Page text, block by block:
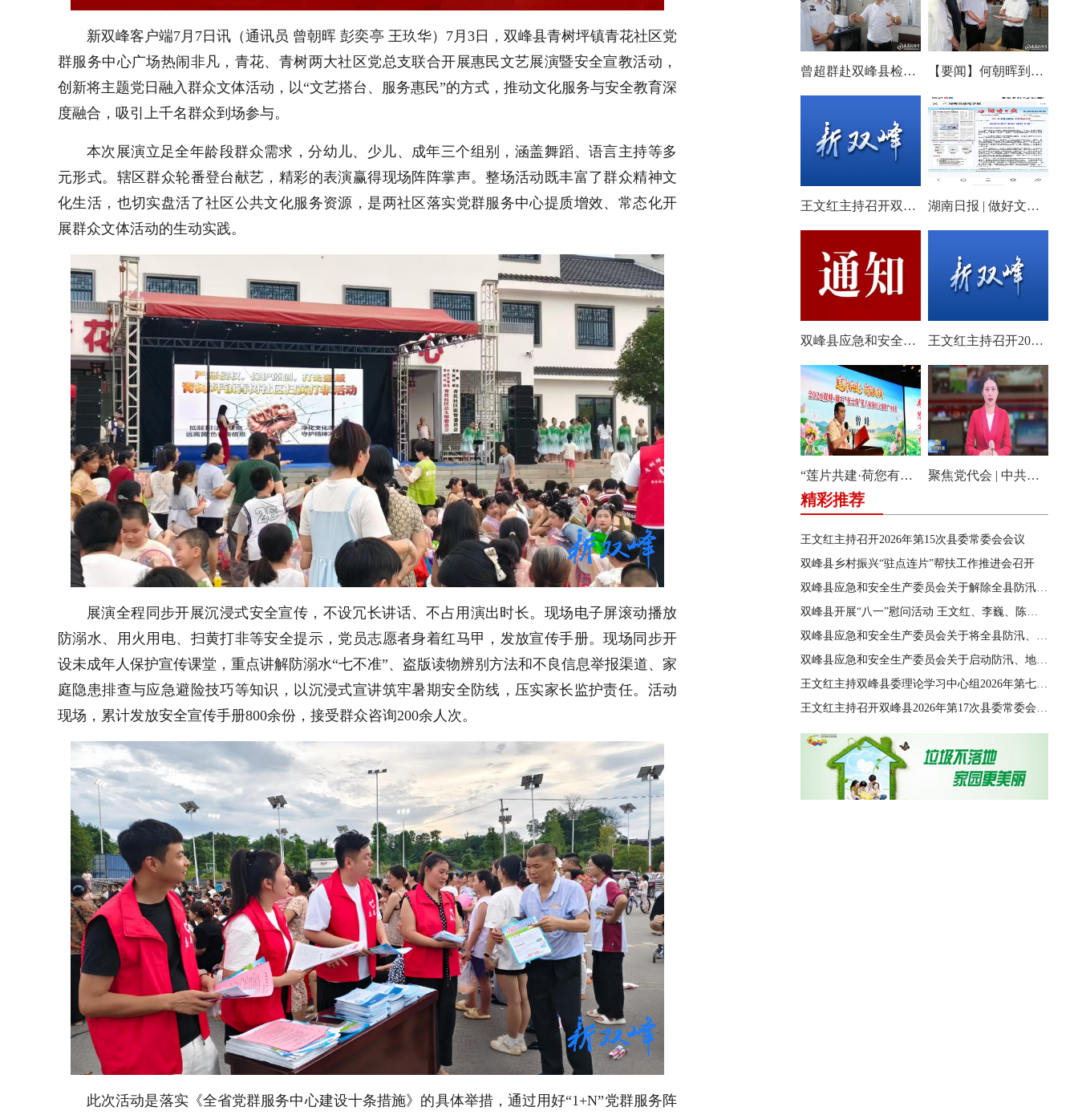
新双峰客户端7月7日讯 （通讯员 曾朝晖 彭奕亭 王玖华）7月3日，双峰县青树坪镇青花社区党
群服务中心广场热闹非凡，青花、青树两大社区党总支联合开展惠民文艺展演暨安全宣教活动，
创新将主题党日融入群众文体活动，以“文艺搭台、服务惠民”的方式，推动文化服务与安全教育深
度融合，吸引上千名群众到场参与。
本次展演立足全年龄段群众需求，分幼儿、少儿、成年三个组别，涵盖舞蹈、语言主持等多
元形式。辖区群众轮番登台献艺，精彩的表演赢得现场阵阵掌声。整场活动既丰富了群众精神文
化生活，也切实盘活了社区公共文化服务资源，是两社区落实党群服务中心提质增效、常态化开
展群众文体活动的生动实践。
展演全程同步开展沉浸式安全宣传，不设冗长讲话、不占用演出时长。现场电子屏滚动播放
防溺水、用火用电、扫黄打非等安全提示，党员志愿者身着红马甲，发放宣传手册。现场同步开
设未成年人保护宣传课堂，重点讲解防溺水“七不准”、盗版读物辨别方法和不良信息举报渠道、家
庭隐患排查与应急避险技巧等知识，以沉浸式宣讲筑牢暑期安全防线，压实家长监护责任。活动
现场，累计发放安全宣传手册800余份，接受群众咨询200余人次。
此次活动是落实《全省党群服务中心建设十条措施》的具体举措，通过用好“1+N”党群服务阵
曾超群赴双峰县检查安全生产工作 【要闻】何朝晖到双峰县调研农机产业发展：以改革创新思维培育壮大产业发展新动能
王文红主持召开双峰县2026年第18次县委常委会会议 湖南日报 | 做好文旅产业的“花样文章”
双峰县应急和安全生产委员会关于启动全县防汛、地质灾害、自然灾害救助四级应急响应的通知 王文红主持召开2026年第3次县委常委会（扩大）会议
“莲片共建·荷您有约” 2026双峰·锁石花之缘第八届荷花文旅推广体验月盛大开幕 聚焦党代会 | 中共双峰县第十四届委员会举行第一次全体会议
精彩推荐
王文红主持召开2026年第15次县委常委会会议
双峰县乡村振兴“驻点连片”帮扶工作推进会召开
双峰县应急和安全生产委员会关于解除全县防汛、地质灾害、自然灾害救助三级应急响应的通知
双峰县开展“八一”慰问活动 王文红、李巍、陈善干、王德文、李双红参加
双峰县应急和安全生产委员会关于将全县防汛、地质灾害、自然灾害救助应急响应由四级提升至三级的通知
双峰县应急和安全生产委员会关于启动防汛、地质灾害、自然灾害救助四级应急响应的通知
王文红主持双峰县委理论学习中心组2026年第七次集体（扩大）学习
王文红主持召开双峰县2026年第17次县委常委会会议